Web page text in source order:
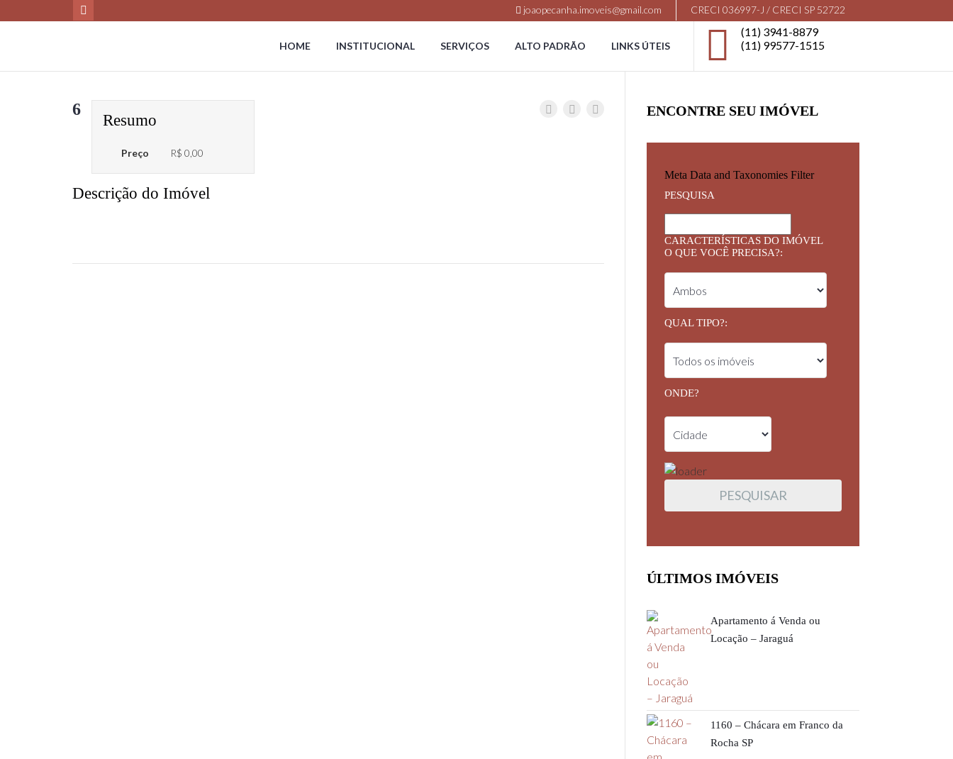
joaopecanha.imoveis@gmail.com CRECI 036997-J / CRECI SP 52722
(11) 3941-8879
(11) 99577-1515
HOME INSTITUCIONAL SERVIÇOS ALTO PADRÃO LINKS ÚTEIS
6
Resumo
Preço R$ 0,00
Descrição do Imóvel
ENCONTRE SEU IMÓVEL
Meta Data and Taxonomies Filter
PESQUISA
CARACTERÍSTICAS DO IMÓVEL
O QUE VOCÊ PRECISA?:
QUAL TIPO?:
ONDE?
ÚLTIMOS IMÓVEIS
Apartamento á Venda ou
Locação – Jaraguá
1160 – Chácara em Franco da
Rocha SP